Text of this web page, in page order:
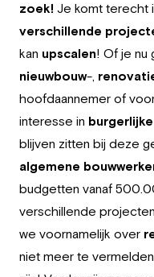
Notre équipe
FR
zoek! Je komt terecht
verschillende
kan upscalen! Of je nu
nieuwbouw-,
hoofdaannemer of
interesse in burgerlijke
blijven zitten bij deze
algemene
budgetten vanaf
verschillende
we voornamelijk over
niet meer te